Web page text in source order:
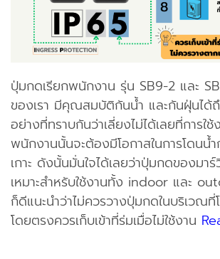
ปุ่มกดเรียกพนักงาน รุ่น SB9-2 และ
ของเรา มีคุณสมบัติกันน้ำ และกันฝุ่นได้
อย่างที่ทราบกันว่าเลี่ยงไม่ได้เลยที่การใ
พนักงานนั้นจะต้องมีโอกาสในการโดนน้ำ
เกาะ ดังนั้นมั่นใจได้เลยว่าปุ่มกดของมา
เหมาะสำหรับใช้งานทั้ง indoor และ
ก็ดีแนะนำว่าไม่ควรวางปุ่มกดในบริเวณ
โดยตรงควรเก็บเข้าที่ร่มเมื่อไม่ใช้งาน